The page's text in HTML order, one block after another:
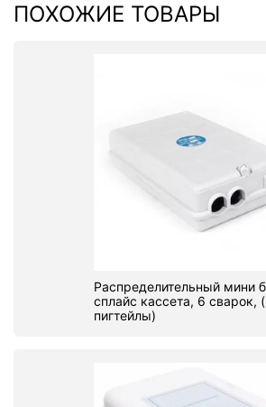
ПОХОЖИЕ ТОВАРЫ
Распределительный мини
сплайс кассета, 6 сварок,
пигтейлы)